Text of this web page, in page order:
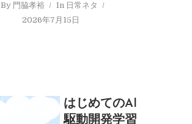
By 門脇孝裕 In 日常ネタ
2026年7月15日
はじめてのAI
駆動開発学習